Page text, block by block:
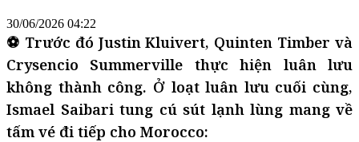
30/06/2026 04:22
⚽ Trước đó Justin Kluivert, Quinten Timber và
Crysencio Summerville thực hiện luân lưu
không thành công. Ở loạt luân lưu cuối cùng,
Ismael Saibari tung cú sút lạnh lùng mang về
tấm vé đi tiếp cho Morocco: